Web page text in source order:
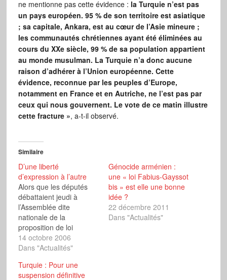
ne mentionne pas cette évidence : la Turquie n’est pas
un pays européen. 95 % de son territoire est asiatique
; sa capitale, Ankara, est au cœur de l’Asie mineure ;
les communautés chrétiennes ayant été éliminées au
cours du XXe siècle, 99 % de sa population appartient
au monde musulman. La Turquie n’a donc aucune
raison d’adhérer à l’Union européenne. Cette
évidence, reconnue par les peuples d’Europe,
notamment en France et en Autriche, ne l’est pas par
ceux qui nous gouvernent. Le vote de ce matin illustre
cette fracture », a-t-il observé.
Similaire
D’une liberté
d’expression à l’autre
Alors que les députés
débattaient jeudi à
l’Assemblée dite
nationale de la
proposition de loi
socialiste qui vise à
instaurer une loi
contestation du
génocide arménien,
14 octobre 2006
Dans "Actualités"
Génocide arménien :
une « loi Fabius-Gayssot
bis » est elle une bonne
idée ?
22 décembre 2011
Dans "Actualités"
Turquie : Pour une
suspension définitive